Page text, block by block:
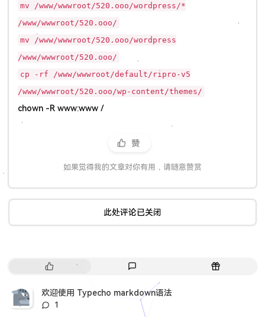
mv /www/wwwroot/520.ooo/wordpress/*
/www/wwwroot/520.ooo/
mv /www/wwwroot/520.ooo/wordpress
/www/wwwroot/520.ooo/
cp -rf /www/wwwroot/default/ripro-v5
/www/wwwroot/520.ooo/wp-content/themes/
chown -R www:www /
赞
如果觉得我的文章对你有用，请随意赞赏
此处评论已关闭
热
文
章
评
论
随
欢迎使用 Typecho markdown语法
评1